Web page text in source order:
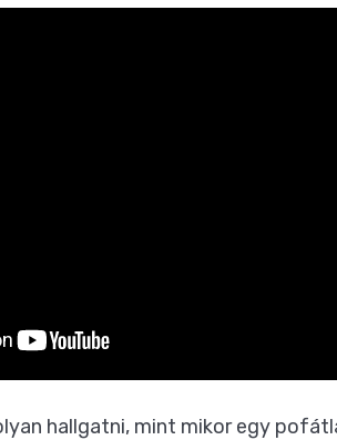
hallgatni, mint mikor egy